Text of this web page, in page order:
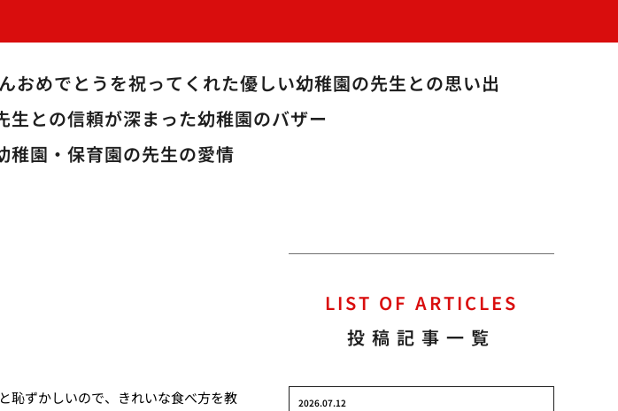
おめでとうを祝ってくれた優しい幼稚園の先生との思い出
生との信頼が深まった幼稚園のバザー
稚園・保育園の先生の愛情
恥ずかしいので、きれいな食べ方を教
LIST OF ARTICLES
投稿記事一覧
2026.07.12